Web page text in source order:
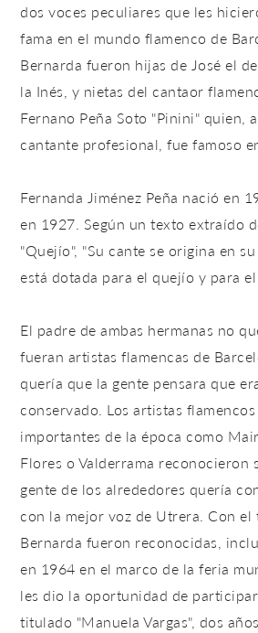
dos voces peculiares que les
fama en el mundo flamenco de
Bernarda fueron hijas de José el
la Inés, y nietas del cantaor
Fernano Peña Soto "Pinini" quien,
cantante profesional, fue famoso
Fernanda Jiménez Peña nació en
en 1927. Según un texto extraído
"Quejío", "Su cante se origina en
está dotada para el quejío y para
El padre de ambas hermanas no
fueran artistas flamencas de
quería que la gente pensara que
conservado. Los artistas
importantes de la época como
Flores o Valderrama reconocieron
gente de los alrededores quería
con la mejor voz de Utrera. Con el
Bernarda fueron reconocidas,
en 1964 en el marco de la feria
les dio la oportunidad de
titulado "Manuela Vargas", dos